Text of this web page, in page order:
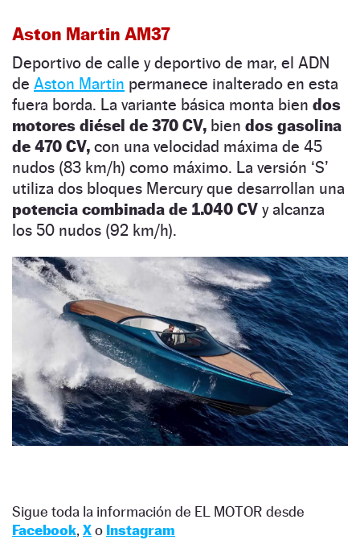
Aston Martin AM37
Deportivo de calle y deportivo de mar, el ADN
de Aston Martin permanece inalterado en esta
fuera borda. La variante básica monta bien dos
motores diésel de 370 CV, bien dos gasolina
de 470 CV, con una velocidad máxima de 45
nudos (83 km/h) como máximo. La versión ‘S’
utiliza dos bloques Mercury que desarrollan una
potencia combinada de 1.040 CV y alcanza
los 50 nudos (92 km/h).
Sigue toda la información de EL MOTOR desde
Facebook, Xo Instagram